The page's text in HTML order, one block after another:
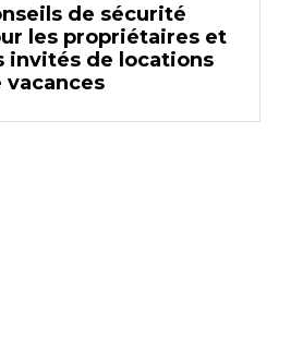
de sécurité
les propriétaires et
invités de locations
vacances